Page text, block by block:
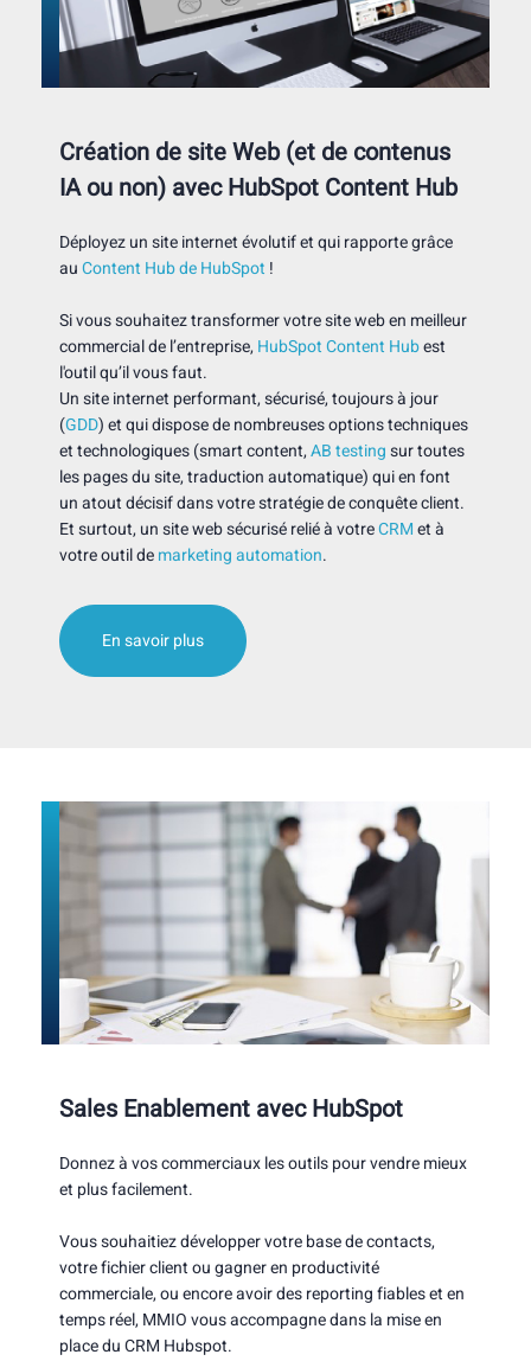
Création de site Web (et de contenus
IA ou non) avec HubSpot Content Hub
Déployez un site internet évolutif et qui rapporte grâce
auContent Hub de HubSpot !
Si vous souhaitez transformer votre site web en meilleur
commercial de l’entreprise,HubSpot Content Hubest
l'outil qu’il vous faut.
Un site internet performant, sécurisé, toujours à jour
(GDD) et qui dispose de nombreuses options techniques
et technologiques (smart content,AB testingsur toutes
les pages du site, traduction automatique) qui en font
un atout décisif dans votre stratégie de conquête client.
Et surtout, un site web sécurisé relié à votreCRMet à
votre outil demarketing automation.
En savoir plus
Sales Enablement avec HubSpot
Donnez à vos commerciaux les outils pour vendre mieux
et plus facilement.
Vous souhaitiez développer votre base de contacts,
votre fichier client ou gagner en productivité
commerciale, ou encore avoir des reporting fiables et en
temps réel, MMIO vous accompagne dans la mise en
place du CRM Hubspot.